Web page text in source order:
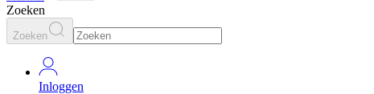
Zoeken
Zoeken
Inloggen